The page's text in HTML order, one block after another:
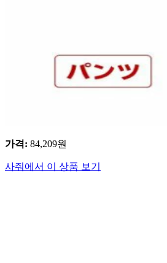
가격: 84,209원
사줘에서 이 상품 보기